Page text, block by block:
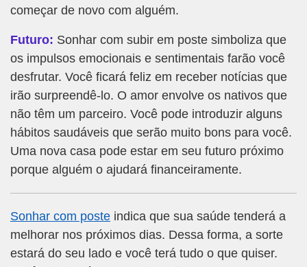
começar de novo com alguém.
Futuro: Sonhar com subir em poste simboliza que
os impulsos emocionais e sentimentais farão você
desfrutar. Você ficará feliz em receber notícias que
irão surpreendê-lo. O amor envolve os nativos que
não têm um parceiro. Você pode introduzir alguns
hábitos saudáveis que serão muito bons para você.
Uma nova casa pode estar em seu futuro próximo
porque alguém o ajudará financeiramente.
Sonhar com poste indica que sua saúde tenderá a
melhorar nos próximos dias. Dessa forma, a sorte
estará do seu lado e você terá tudo o que quiser.